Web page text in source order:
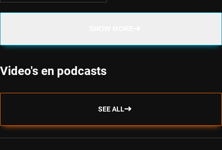
Video's en podcasts
SEE ALL